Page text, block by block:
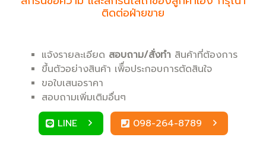
ติดต่อฝ่ายขาย
แจ้งรายละเอียด สอบถาม/สั่งทำ สินค้าที่ต้องการ
ขึ้นตัวอย่างสินค้า เพิื่อประกอบการตัดสินใจ
ขอใบเสนอราคา
สอบถามเพิ่มเติมอื่นๆ
LINE
098-264-8789